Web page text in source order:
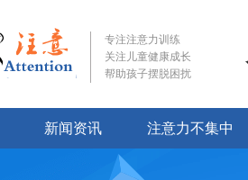
专注注意力训练
关注儿童健康成长
帮助孩子摆脱困扰
新闻资讯 注意力不集中